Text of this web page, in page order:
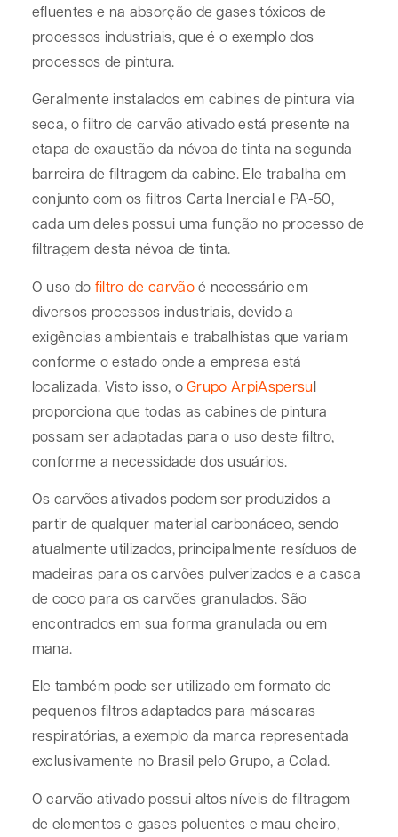
efluentes e na absorção de gases tóxicos de
processos industriais, que é o exemplo dos
processos de pintura.
Geralmente instalados em cabines de pintura via
seca, o filtro de carvão ativado está presente na
etapa de exaustão da névoa de tinta na segunda
barreira de filtragem da cabine. Ele trabalha em
conjunto com os filtros Carta Inercial e PA-50,
cada um deles possui uma função no processo de
filtragem desta névoa de tinta.
O uso do filtro de carvãoé necessário em
diversos processos industriais, devido a
exigências ambientais e trabalhistas que variam
conforme o estado onde a empresa está
localizada. Visto isso, oGrupo ArpiAspersul
proporciona que todas as cabines de pintura
possam ser adaptadas para o uso deste filtro,
conforme a necessidade dos usuários.
Os carvões ativados podem ser produzidos a
partir de qualquer material carbonáceo, sendo
atualmente utilizados, principalmente resíduos de
madeiras para os carvões pulverizados e a casca
de coco para os carvões granulados. São
encontrados em sua forma granulada ou em
mana.
Ele também pode ser utilizado em formato de
pequenos filtros adaptados para máscaras
respiratórias, a exemplo da marca representada
exclusivamente no Brasil pelo Grupo, a Colad.
O carvão ativado possui altos níveis de filtragem
de elementos e gases poluentes e mau cheiro,